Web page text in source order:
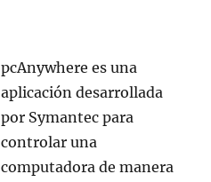
pcAnywhere es una
aplicación desarrollada
por Symantec para
controlar una
computadora de manera